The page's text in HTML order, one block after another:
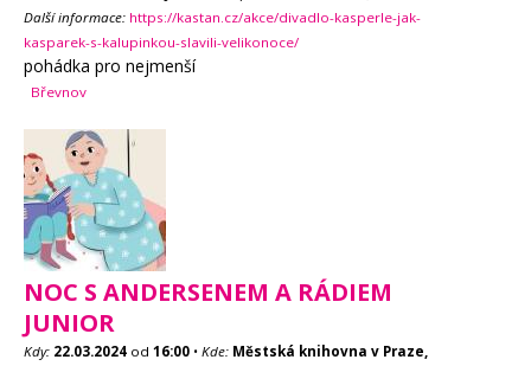
Další informace: https://kastan.cz/akce/divadlo-kasperle-jak-
kasparek-s-kalupinkou-slavili-velikonoce/
pohádka pro nejmenší
Břevnov
NOC S ANDERSENEM A RÁDIEM
JUNIOR
Kdy: 22.03.2024 od 16:00 • Kde: Městská knihovna v Praze,